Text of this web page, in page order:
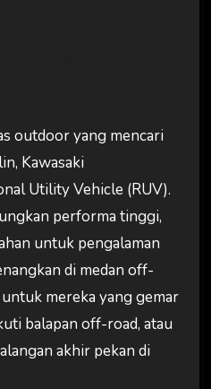
outdoor yang mencari
Kawasaki
Utility Vehicle (RUV).
performa tinggi,
untuk pengalaman
di medan off-
mereka yang gemar
balapan off-road, atau
akhir pekan di